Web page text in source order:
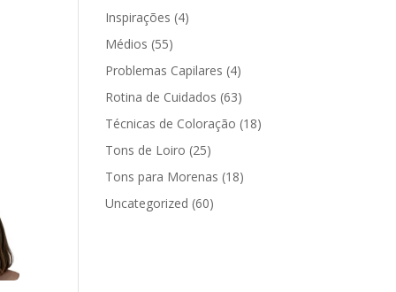
Inspirações (4)
Médios (55)
Problemas Capilares (4)
Rotina de Cuidados (63)
Técnicas de Coloração (18)
Tons de Loiro (25)
Tons para Morenas (18)
Uncategorized (60)